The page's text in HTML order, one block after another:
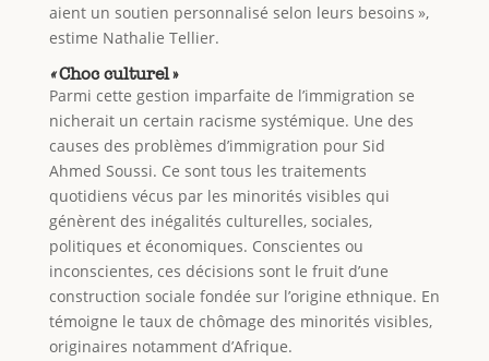
aient un soutien personnalisé selon leurs besoins »,
estime Nathalie Tellier.
«Choc culturel »
Parmi cette gestion imparfaite de l’immigration se
nicherait un certain racisme systémique. Une des
causes des problèmes d’immigration pour Sid
Ahmed Soussi. Ce sont tous les traitements
quotidiens vécus par les minorités visibles qui
génèrent des inégalités culturelles, sociales,
politiques et économiques. Conscientes ou
inconscientes, ces décisions sont le fruit d’une
construction sociale fondée sur l’origine ethnique. En
témoigne le taux de chômage des minorités visibles,
originaires notamment d’Afrique.